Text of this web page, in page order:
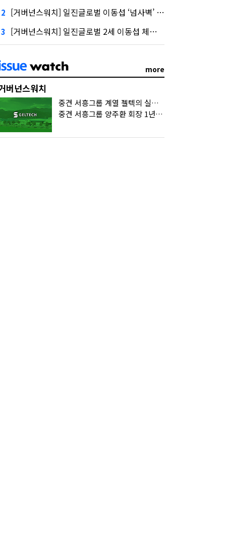
2 [거버넌스워치] 일진글로벌 이동섭 ‘넘사벽’ 오너십 뒤엔 ‘1조 주식 소각’
3 [거버넌스워치] 일진글로벌 2세 이동섭 체제 기초 세운 ‘일진 2640억’
more
버넌스워치
중견 서흥그룹 계열 젤텍의 실체…장남 양준택의 ‘마르지 않는 샘’
중견 서흥그룹 양주환 회장 1년여 전 주식 증여…‘다 계산이 있었구나’